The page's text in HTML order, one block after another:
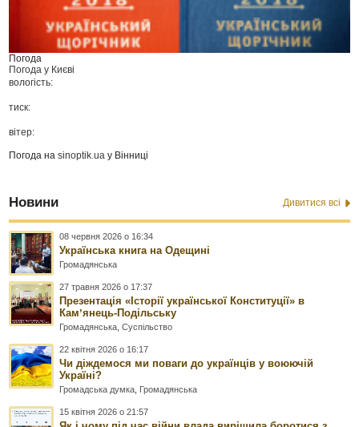
Погода
Погода у Києві
вологість:
тиск:
вітер:
Погода наsinoptik.ua у Вінниці
Новини Дивитися всі
08 червня 2026 о 16:34
Українська книга на Одещині
Громадянська
27 травня 2026 о 17:37
Презентація «Історії української Конституції» в
Камʼянець-Подільську
Громадянська ,Суспільство
22 квітня 2026 о 16:17
Чи діждемося ми поваги до українців у воюючій
Україні?
Громадська думка Громадянська
15 квітня 2026 о 21:57